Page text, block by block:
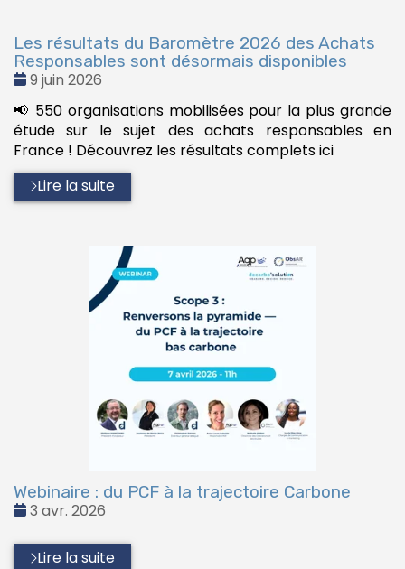
Les résultats du Baromètre 2026 des Achats
Responsables sont désormais disponibles
Date
9 juin 2026
📢 550 organisations mobilisées pour la plus grande
étude sur le sujet des achats responsables en
France ! Découvrez les résultats complets ici
Lire la suite
Webinaire : du PCF à la trajectoire Carbone
Date
3 avr. 2026
Lire la suite